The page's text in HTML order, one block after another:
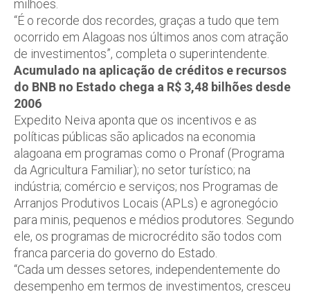
milhões.
“É o recorde dos recordes, graças a tudo que tem
ocorrido em Alagoas nos últimos anos com atração
de investimentos”, completa o superintendente.
Acumulado na aplicação de créditos e recursos
do BNB no Estado chega a R$ 3,48 bilhões desde
2006
Expedito Neiva aponta que os incentivos e as
políticas públicas são aplicados na economia
alagoana em programas como o Pronaf (Programa
da Agricultura Familiar); no setor turístico; na
indústria; comércio e serviços; nos Programas de
Arranjos Produtivos Locais (APLs) e agronegócio
para minis, pequenos e médios produtores. Segundo
ele, os programas de microcrédito são todos com
franca parceria do governo do Estado.
“Cada um desses setores, independentemente do
desempenho em termos de investimentos, cresceu